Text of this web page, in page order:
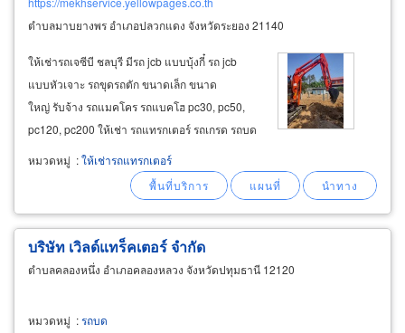
ตำบลมาบยางพร อำเภอปลวกแดง จังหวัดระยอง 21140
ให้เช่ารถเจซีบี ชลบุรี มีรถ jcb แบบบุ้งกี๋ รถ jcb
แบบหัวเจาะ รถขุดรถตัก ขนาดเล็ก ขนาด
ใหญ่ รับจ้าง รถแมคโคร รถแบคโฮ pc30, pc50,
pc120, pc200 ให้เช่า รถแทรกเตอร์ รถเกรด รถบด
อัด รถบดถนน เครื่องมือหนัก เครื่องจักรกลหนัก รถ
เจซีบี ใช้สำหรับงานถมที่ ถมดิน ปรับที่ดิน ขุดดินตัก
ดิน ขุดลอกคูคลองร่องน้ำ
หมวดหมู่ :ให้เช่ารถแทรกเตอร์
บริษัท เวิลด์แทร็คเตอร์ จำกัด
ตำบลคลองหนึ่ง อำเภอคลองหลวง จังหวัดปทุมธานี 12120
หมวดหมู่ :รถบด